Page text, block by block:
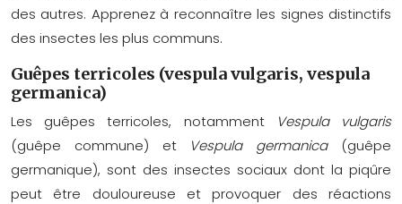
des autres. Apprenez à reconnaître les signes distinctifs
des insectes les plus communs.
Guêpes terricoles (vespula vulgaris, vespula
germanica)
Les guêpes terricoles, notamment
Vespula vulgaris
(guêpe commune) et
Vespula germanica (guêpe
germanique), sont des insectes sociaux dont la piqûre
peut être douloureuse et provoquer des réactions